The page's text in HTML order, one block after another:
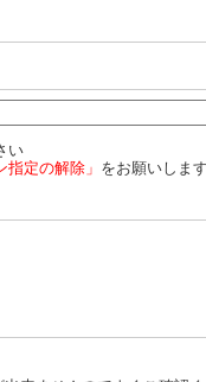
い
指定の解除」 をお願いします